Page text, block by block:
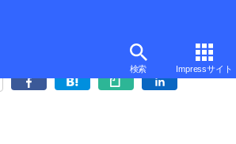
検索 Impressサイト